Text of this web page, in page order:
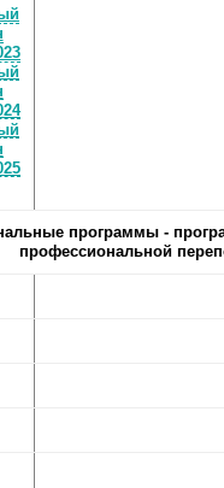
программы -
профессиональной